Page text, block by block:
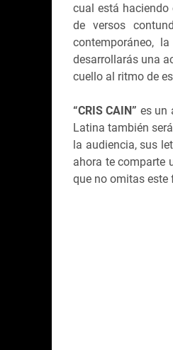
cual está
de versos
contemporáneo,
desarrollarás una
cuello al ritmo de
“CRIS CAIN” es un
Latina también
la audiencia, sus
ahora te comparte
que no omitas este